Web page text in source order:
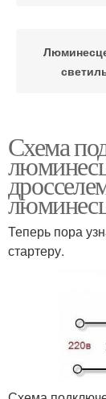
Схема
Теперь пора
стартеру.